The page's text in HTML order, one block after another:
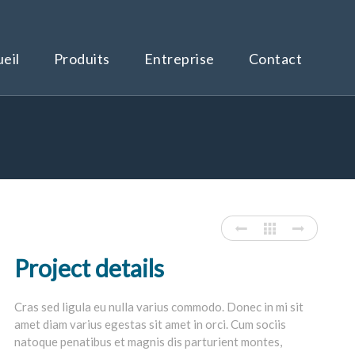
Produits Entreprise Contact
Project details
Cras sed ligula eu nulla varius commodo. Donec in mi sit
amet diam varius egestas sit amet in orci. Cum sociis
natoque penatibus et magnis dis parturient montes,